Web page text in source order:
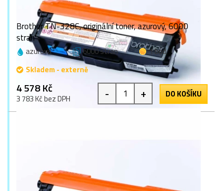
Brother TN-328C, originální toner, azurový, 6000
stran
azurová 6000 stran
1 bod
Skladem - externě
4 578 Kč
3 783 Kč bez DPH - + DO KOŠÍKU